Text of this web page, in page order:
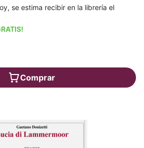
se estima recibir en la librería el
Comprar